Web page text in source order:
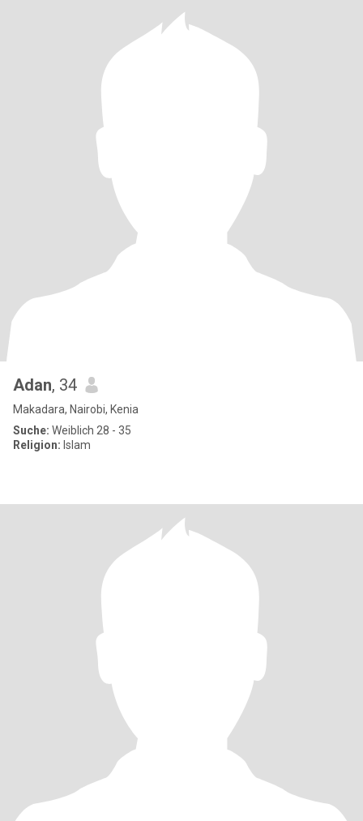
Adan, 34
Makadara, Nairobi, Kenia
Suche: Weiblich 28 - 35
Religion: Islam